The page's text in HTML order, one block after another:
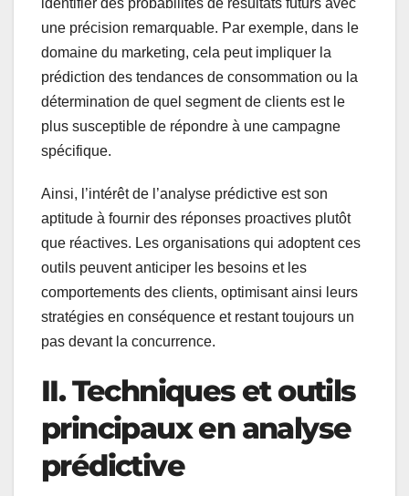
une précision remarquable. Par exemple, dans le
domaine du marketing, cela peut impliquer la
prédiction des tendances de consommation ou la
détermination de quel segment de clients est le
plus susceptible de répondre à une campagne
spécifique.
Ainsi, l’intérêt de l’analyse prédictive est son
aptitude à fournir des réponses proactives plutôt
que réactives. Les organisations qui adoptent ces
outils peuvent anticiper les besoins et les
comportements des clients, optimisant ainsi leurs
stratégies en conséquence et restant toujours un
pas devant la concurrence.
II. Techniques et outils
principaux en analyse
prédictive